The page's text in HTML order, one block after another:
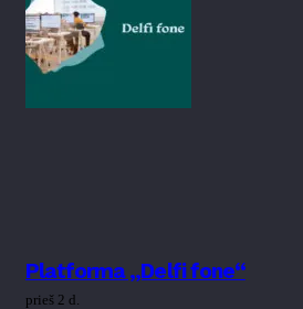
Platforma „Delfi fone“
prieš 2 d.